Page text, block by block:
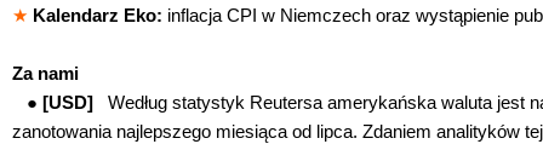
★ Kalendarz Eko: inflacja CPI w Niemczech oraz wystąpienie
Za nami
● [USD] Według statystyk Reutersa amerykańska waluta jest
zanotowania najlepszego miesiąca od lipca. Zdaniem analityków